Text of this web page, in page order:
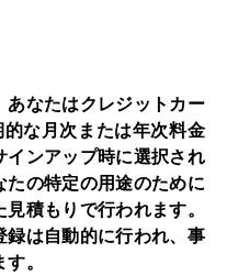
なたはクレジットカー
な月次または年次料金
インアップ時に選択され
の特定の用途のために
積もりで行われます。
録は自動的に行われ、事
。